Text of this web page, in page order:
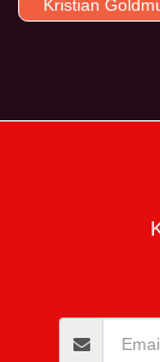
Kristian